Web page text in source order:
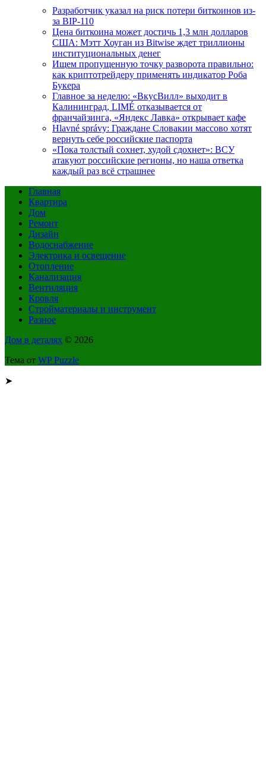
Разработчик указал на риск потери биткоинов из-
за BIP-110
Цена биткоина может достичь 1,3 млн долларов
США: Мэтт Хоуган из Bitwise ждет триллионы
институциональных денег
Ищем пропущенную точку разворота правильно:
как криптотрейдеру применять индикатор Роба
Букера
Главное за неделю: «ВкусВилл» выходит в
Калининград, LIMÉ отказывается от
франчайзинга, «Яндекс Лавка» открывает кафе
Hlavné správy: Граждане Словакии массово хотят
вернуть себе российские паспорта
«Пока толстый сохнет, худой сдохнет»: ВСУ
атакуют российские регионы, но наша ответка
каждый раз всё страшнее
Главная
Квартира
Дом
Ремонт
Дизайн
Водоснабжение
Электрика и освещение
Отопление
Канализация
Вентиляция
Кровля
Стройматериалы и инструмент
Разное
Дом в деталях © 2026
Тема от WP Puzzle
➤